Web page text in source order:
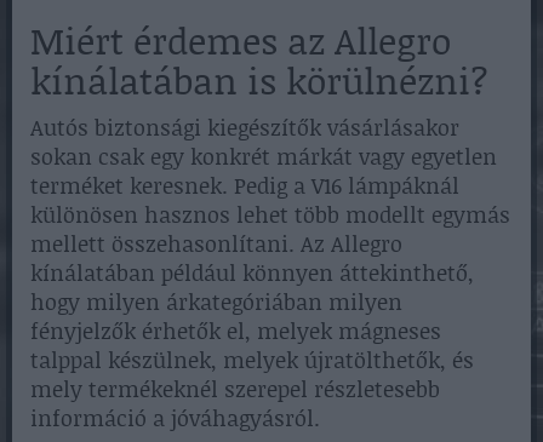
Miért érdemes az Allegro
kínálatában is körülnézni?
Autós biztonsági kiegészítők vásárlásakor
sokan csak egy konkrét márkát vagy egyetlen
terméket keresnek. Pedig a V16 lámpáknál
különösen hasznos lehet több modellt egymás
mellett összehasonlítani. Az Allegro
kínálatában például könnyen áttekinthető,
hogy milyen árkategóriában milyen
fényjelzők érhetők el, melyek mágneses
talppal készülnek, melyek újratölthetők, és
mely termékeknél szerepel részletesebb
információ a jóváhagyásról.